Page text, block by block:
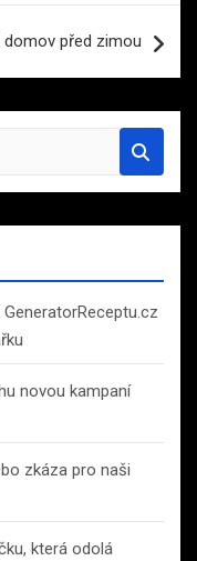
před zimou
novou kampaní
zkáza pro naši
která odolá